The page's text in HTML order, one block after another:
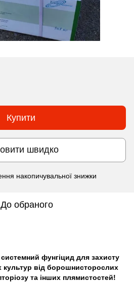
Купити
швидко
накопичувальної знижки
До обраного
фунгіцид для захисту
культур від борошнисторослих
та інших плямистостей!